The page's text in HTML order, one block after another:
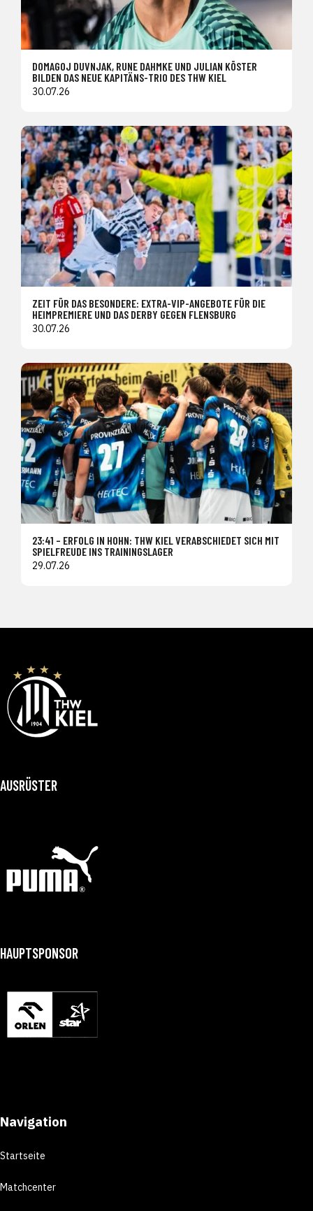
DOMAGOJ DUVNJAK, RUNE DAHMKE UND JULIAN KÖSTER
BILDEN DAS NEUE KAPITÄNS-TRIO DES THW KIEL
30.07.26
ZEIT FÜR DAS BESONDERE: EXTRA-VIP-ANGEBOTE FÜR DIE
HEIMPREMIERE UND DAS DERBY GEGEN FLENSBURG
30.07.26
23:41 – ERFOLG IN HOHN: THW KIEL VERABSCHIEDET SICH MIT
SPIELFREUDE INS TRAININGSLAGER
29.07.26
AUSRÜSTER
HAUPTSPONSOR
Navigation
Startseite
Matchcenter